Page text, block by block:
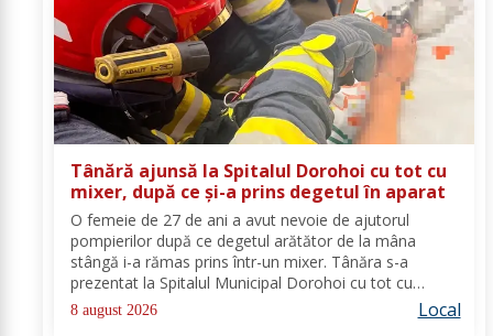
Tânără ajunsă la Spitalul Dorohoi cu tot cu
mixer, după ce și-a prins degetul în aparat
O femeie de 27 de ani a avut nevoie de ajutorul
pompierilor după ce degetul arătător de la mâna
stângă i-a rămas prins într-un mixer. Tânăra s-a
prezentat la Spitalul Municipal Dorohoi cu tot cu
aparatul electrocasnic, iar medicii au solicitat
intervenția salvatorilor. Pompierii din cadrul...
8 august 2026 Local